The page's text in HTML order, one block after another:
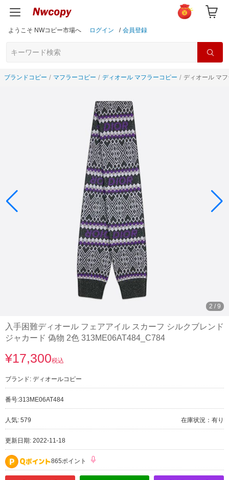
ようこそ NWコピー市場へ ログイン / 会員登録
ブランドコピー マフラーコピー ディオール マフラーコピー ディオール マ
3 / 9
入手困難ディオール フェアアイル スカーフ シルクブレンド
ジャカード 偽物 2色 313ME06AT484_C784
¥17,300税込
ブランド: ディオールコピー
番号:313ME06AT484
人気: 579 在庫状況：有り
更新日期: 2022-11-18
865ポイント